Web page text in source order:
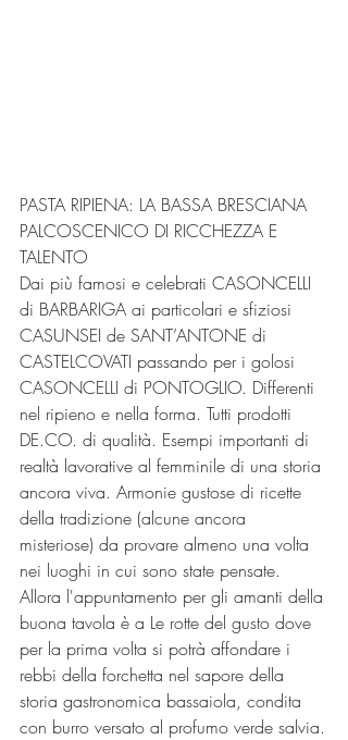
PASTA RIPIENA: LA BASSA BRESCIANA
PALCOSCENICO DI RICCHEZZA E
TALENTO
Dai più famosi e celebrati CASONCELLI
di BARBARIGA ai particolari e sfiziosi
CASUNSEI de SANT’ANTONE di
CASTELCOVATI passando per i golosi
CASONCELLI di PONTOGLIO. Differenti
nel ripieno e nella forma. Tutti prodotti
DE.CO. di qualità. Esempi importanti di
realtà lavorative al femminile di una storia
ancora viva. Armonie gustose di ricette
della tradizione (alcune ancora
misteriose) da provare almeno una volta
nei luoghi in cui sono state pensate.
Allora l'appuntamento per gli amanti della
buona tavola è a Le rotte del gusto dove
per la prima volta si potrà affondare i
rebbi della forchetta nel sapore della
storia gastronomica bassaiola, condita
con burro versato al profumo verde salvia.